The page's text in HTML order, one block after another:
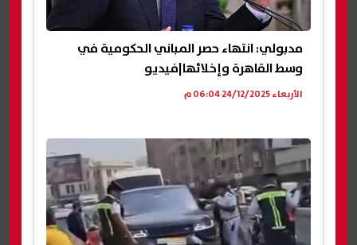
مدبولي: انتهاء حصر المباني الحكومية في
وسط القاهرة وإخلائها|فيديو
الأربعاء 24/12/2025 06:04 م